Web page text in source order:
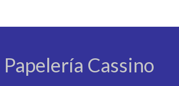
Papelería Cassino